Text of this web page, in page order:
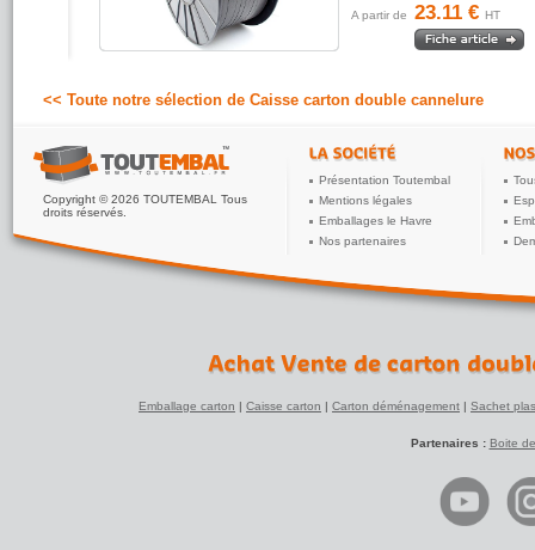
A partir de 23.11 € HT
<< Toute notre sélection de Caisse carton double cannelure
Copyright © 2026 TOUTEMBAL Tous
droits réservés.
Présentation Toutembal
Mentions légales
Emballages le Havre
Nos partenaires
Emballage carton | Caisse carton | Carton déménagement | Sachet
Partenaires : Boite